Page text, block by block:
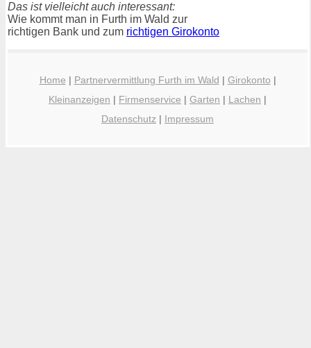
Das ist vielleicht auch interessant:
Wie kommt man in Furth im Wald zur
richtigen Bank und zum richtigen Girokonto
Home | Partnervermittlung Furth im Wald | Girokonto |
Kleinanzeigen | Firmenservice | Garten | Lachen |
Datenschutz | Impressum